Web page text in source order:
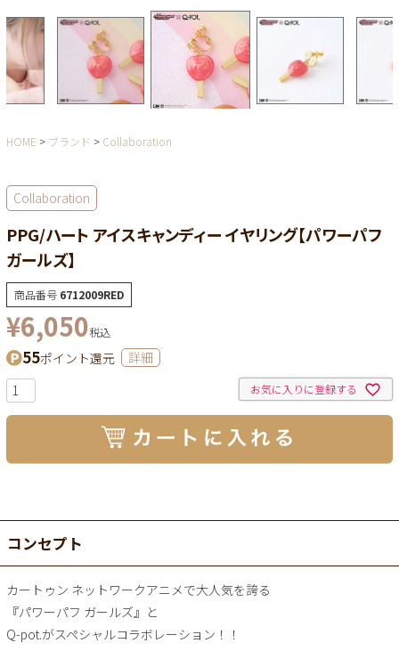
HOME ブランド Collaboration
Collaboration
PPG/ハート アイスキャンディー イヤリング【パワーパフ
ガールズ】
商品番号 6712009RED
¥6,050税込
55ポイント還元 詳細
お気に入りに登録する
コンセプト
カートゥン ネットワークアニメで大人気を誇る
『パワーパフ ガールズ』と
Q-pot.がスペシャルコラボレーション！！